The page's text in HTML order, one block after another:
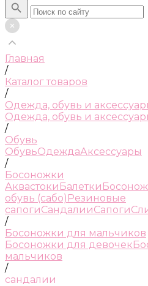
Главная
/
Каталог товаров
/
Одежда, обувь и
Одежда, обувь и
/
Обувь
ОбувьОдеждаАксессуары
/
Босоножки
Аквастоки Балетки
обувь (сабо) Резиновые
сапогиСандалииСапоги
/
Босоножки для мальчиков
Босоножки для девочек
мальчиков
/
сандалии